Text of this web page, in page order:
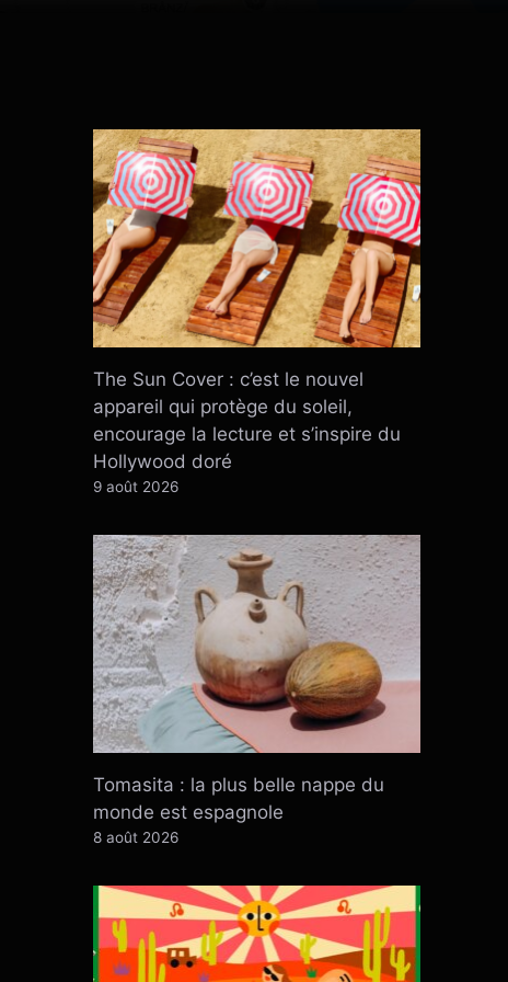
The Sun Cover : c’est le nouvel
appareil qui protège du soleil,
encourage la lecture et s’inspire du
Hollywood doré
9 août 2026
Tomasita : la plus belle nappe du
monde est espagnole
8 août 2026